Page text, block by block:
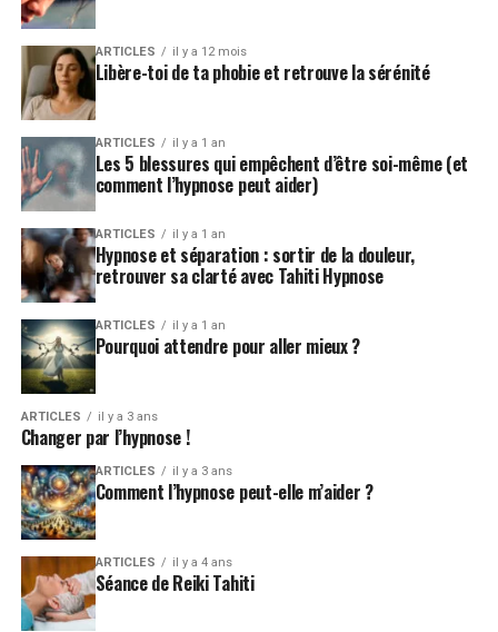
ARTICLES il y a 12 mois
Libère-toi de ta phobie et retrouve la sérénité
ARTICLES il y a 1 an
Les 5 blessures qui empêchent d’être soi-même (et
comment l’hypnose peut aider)
ARTICLES il y a 1 an
Hypnose et séparation : sortir de la douleur,
retrouver sa clarté avec Tahiti Hypnose
ARTICLES il y a 1 an
Pourquoi attendre pour aller mieux ?
ARTICLES il y a 3 ans
Changer par l’hypnose !
ARTICLES il y a 3 ans
Comment l’hypnose peut-elle m’aider ?
ARTICLES il y a 4 ans
Séance de Reiki Tahiti